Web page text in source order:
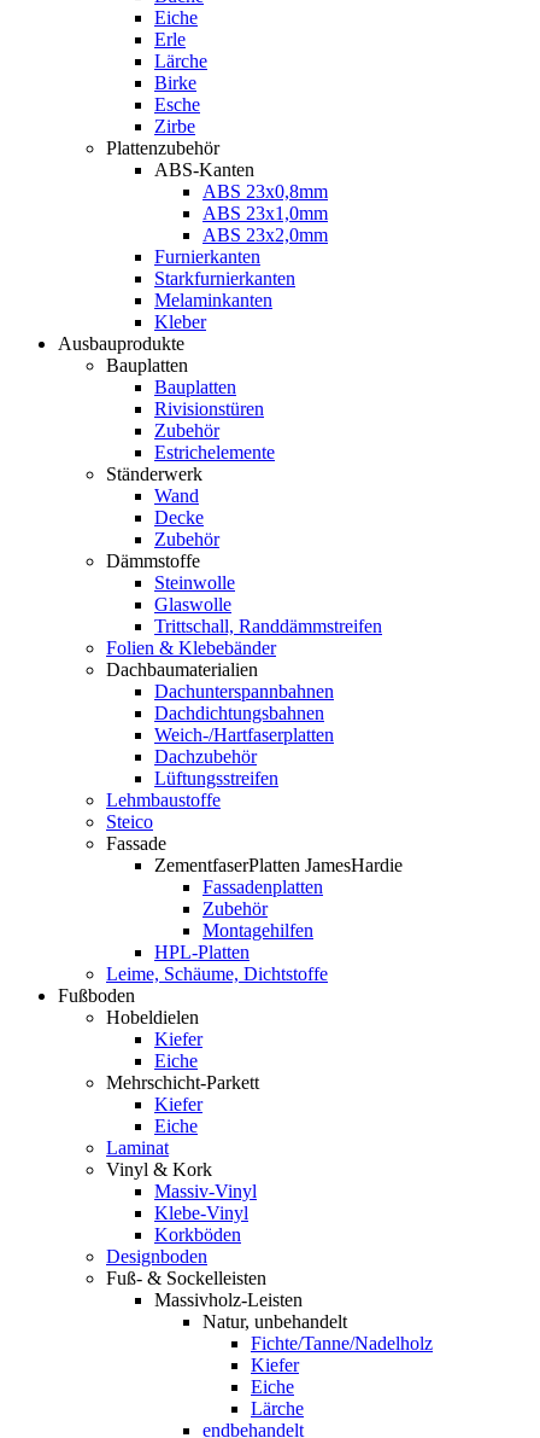
Eiche
Erle
Lärche
Birke
Esche
Zirbe
Plattenzubehör
ABS-Kanten
ABS 23x0,8mm
ABS 23x1,0mm
ABS 23x2,0mm
Furnierkanten
Starkfurnierkanten
Melaminkanten
Kleber
Ausbauprodukte
Bauplatten
Bauplatten
Rivisionstüren
Zubehör
Estrichelemente
Ständerwerk
Wand
Decke
Zubehör
Dämmstoffe
Steinwolle
Glaswolle
Trittschall, Randdämmstreifen
Folien & Klebebänder
Dachbaumaterialien
Dachunterspannbahnen
Dachdichtungsbahnen
Weich-/Hartfaserplatten
Dachzubehör
Lüftungsstreifen
Lehmbaustoffe
Steico
Fassade
ZementfaserPlatten JamesHardie
Fassadenplatten
Zubehör
Montagehilfen
HPL-Platten
Leime, Schäume, Dichtstoffe
Fußboden
Hobeldielen
Kiefer
Eiche
Mehrschicht-Parkett
Kiefer
Eiche
Laminat
Vinyl & Kork
Massiv-Vinyl
Klebe-Vinyl
Korkböden
Designboden
Fuß- & Sockelleisten
Massivholz-Leisten
Natur, unbehandelt
Fichte/Tanne/Nadelholz
Kiefer
Eiche
Lärche
endbehandelt